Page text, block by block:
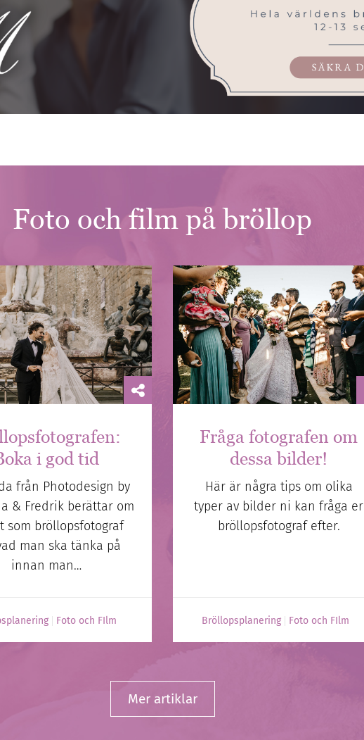
Foto och film på bröllop
i god tid
från Photodesign by
& Fredrik berättar om
som bröllopsfotograf
man ska tänka på
innan man…
Foto och FIlm
Fråga fotografen om
dessa bilder!
Här är några tips om olika
typer av bilder ni kan fråga er
bröllopsfotograf efter.
Bröllopsplanering Foto och FIlm
Mer artiklar